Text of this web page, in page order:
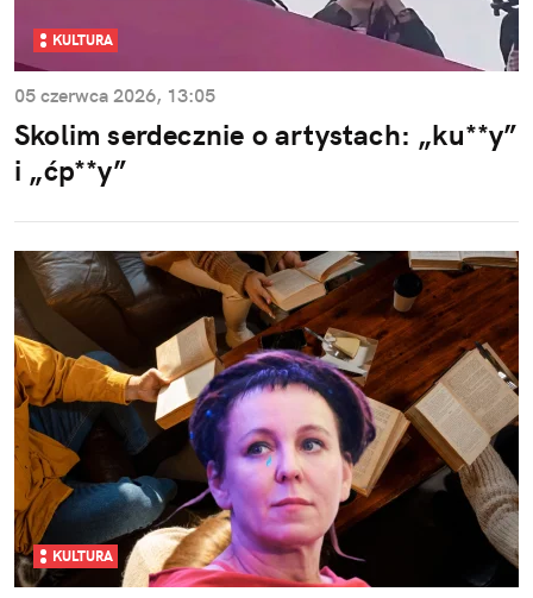
KULTURA
05 czerwca 2026, 13:05
Skolim serdecznie o artystach: „ku**y”
i „ćp**y”
KULTURA